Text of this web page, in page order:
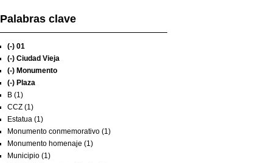
Palabras clave
(-) 01
(-) Ciudad Vieja
(-) Monumento
(-) Plaza
B (1)
CCZ (1)
Estatua (1)
Monumento conmemorativo (1)
Monumento homenaje (1)
Municipio (1)